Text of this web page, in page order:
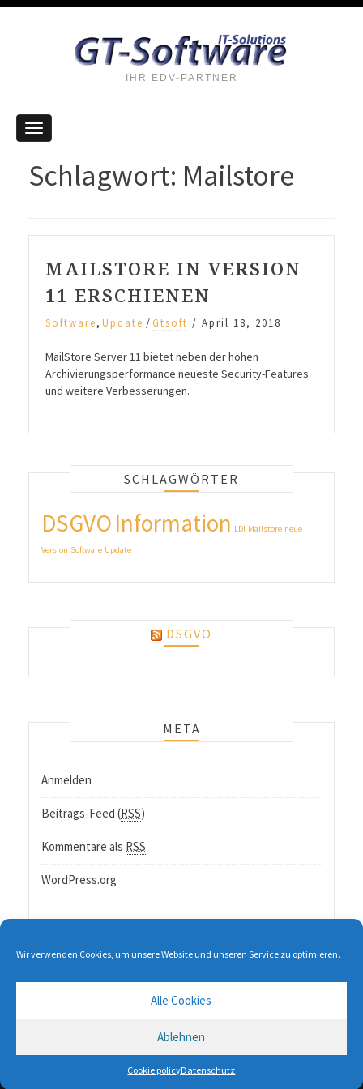
Wir verwenden Cookies, um unsere Website und unseren Service zu optimieren.
Alle Cookies
Ablehnen
Cookie policyDatenschutz
IHR EDV-PARTNER
Schlagwort: Mailstore
MAILSTORE IN VERSION
11 ERSCHIENEN
Software, Update / Gtsoft / April 18, 2018
MailStore Server 11 bietet neben der hohen
Archivierungsperformance neueste Security-Features
und weitere Verbesserungen.
SCHLAGWÖRTER
DSGVOInformation LDI Mailstore neue
Version Software Update
DSGVO
META
Anmelden
Beitrags-Feed (RSS)
Kommentare als RSS
WordPress.org
Copyright © GT-Software All rights reserved.